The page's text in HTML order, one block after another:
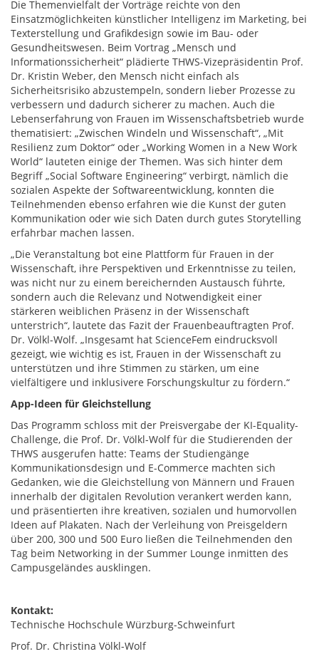
Die Themenvielfalt der Vorträge reichte von den
Einsatzmöglichkeiten künstlicher Intelligenz im Marketing, bei
Texterstellung und Grafikdesign sowie im Bau- oder
Gesundheitswesen. Beim Vortrag „Mensch und
Informationssicherheit“ plädierte THWS-Vizepräsidentin Prof.
Dr. Kristin Weber, den Mensch nicht einfach als
Sicherheitsrisiko abzustempeln, sondern lieber Prozesse zu
verbessern und dadurch sicherer zu machen. Auch die
Lebenserfahrung von Frauen im Wissenschaftsbetrieb wurde
thematisiert: „Zwischen Windeln und Wissenschaft“, „Mit
Resilienz zum Doktor“ oder „Working Women in a New Work
World“ lauteten einige der Themen. Was sich hinter dem
Begriff „Social Software Engineering“ verbirgt, nämlich die
sozialen Aspekte der Softwareentwicklung, konnten die
Teilnehmenden ebenso erfahren wie die Kunst der guten
Kommunikation oder wie sich Daten durch gutes Storytelling
erfahrbar machen lassen.
„Die Veranstaltung bot eine Plattform für Frauen in der
Wissenschaft, ihre Perspektiven und Erkenntnisse zu teilen,
was nicht nur zu einem bereichernden Austausch führte,
sondern auch die Relevanz und Notwendigkeit einer
stärkeren weiblichen Präsenz in der Wissenschaft
unterstrich“, lautete das Fazit der Frauenbeauftragten Prof.
Dr. Völkl-Wolf. „Insgesamt hat ScienceFem eindrucksvoll
gezeigt, wie wichtig es ist, Frauen in der Wissenschaft zu
unterstützen und ihre Stimmen zu stärken, um eine
vielfältigere und inklusivere Forschungskultur zu fördern.“
App-Ideen für Gleichstellung
Das Programm schloss mit der Preisvergabe der KI-Equality-
Challenge, die Prof. Dr. Völkl-Wolf für die Studierenden der
THWS ausgerufen hatte: Teams der Studiengänge
Kommunikationsdesign und E-Commerce machten sich
Gedanken, wie die Gleichstellung von Männern und Frauen
innerhalb der digitalen Revolution verankert werden kann,
und präsentierten ihre kreativen, sozialen und humorvollen
Ideen auf Plakaten. Nach der Verleihung von Preisgeldern
über 200, 300 und 500 Euro ließen die Teilnehmenden den
Tag beim Networking in der Summer Lounge inmitten des
Campusgeländes ausklingen.
Kontakt:
Technische Hochschule Würzburg-Schweinfurt
Prof. Dr. Christina Völkl-Wolf